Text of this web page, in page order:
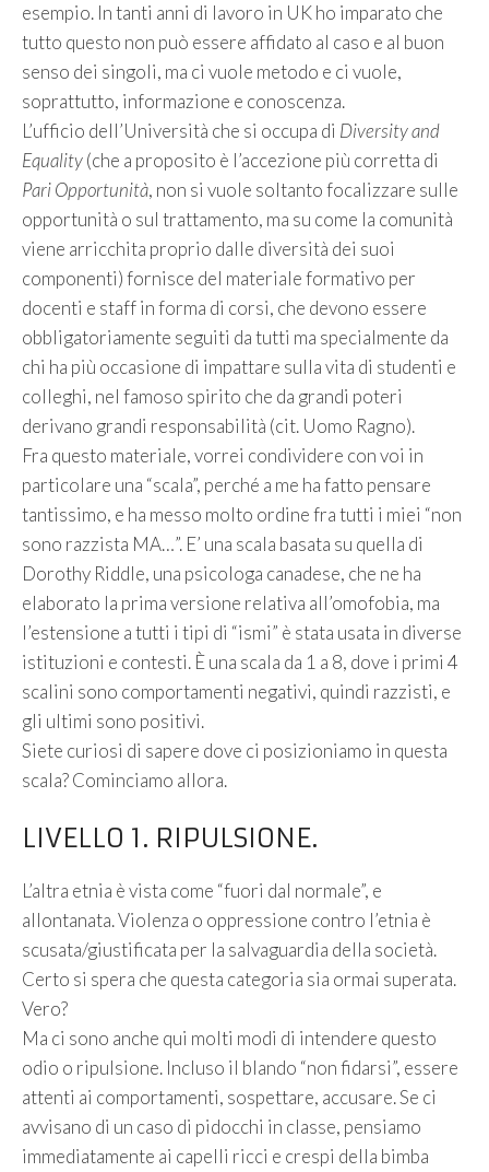
esempio. In tanti anni di lavoro in UK ho imparato che
tutto questo non può essere affidato al caso e al buon
senso dei singoli, ma ci vuole metodo e ci vuole,
soprattutto, informazione e conoscenza.
L’ufficio dell’Università che si occupa di Diversity and
Equality(che a proposito è l’accezione più corretta di
Pari Opportunità, non si vuole soltanto focalizzare sulle
opportunità o sul trattamento, ma su come la comunità
viene arricchita proprio dalle diversità dei suoi
componenti) fornisce del materiale formativo per
docenti e staff in forma di corsi, che devono essere
obbligatoriamente seguiti da tutti ma specialmente da
chi ha più occasione di impattare sulla vita di studenti e
colleghi, nel famoso spirito che da grandi poteri
derivano grandi responsabilità (cit. Uomo Ragno).
Fra questo materiale, vorrei condividere con voi in
particolare una “scala”, perché a me ha fatto pensare
tantissimo, e ha messo molto ordine fra tutti i miei “non
sono razzista MA…”. E’ una scala basata su quella di
Dorothy Riddle, una psicologa canadese, che ne ha
elaborato la prima versione relativa all’omofobia, ma
l’estensione a tutti i tipi di “ismi” è stata usata in diverse
istituzioni e contesti. È una scala da 1 a 8, dove i primi 4
scalini sono comportamenti negativi, quindi razzisti, e
gli ultimi sono positivi.
Siete curiosi di sapere dove ci posizioniamo in questa
scala? Cominciamo allora.
LIVELLO 1. RIPULSIONE.
L’altra etnia è vista come “fuori dal normale”, e
allontanata. Violenza o oppressione contro l’etnia è
scusata/giustificata per la salvaguardia della società.
Certo si spera che questa categoria sia ormai superata.
Vero?
Ma ci sono anche qui molti modi di intendere questo
odio o ripulsione. Incluso il blando “non fidarsi”, essere
attenti ai comportamenti, sospettare, accusare. Se ci
avvisano di un caso di pidocchi in classe, pensiamo
immediatamente ai capelli ricci e crespi della bimba